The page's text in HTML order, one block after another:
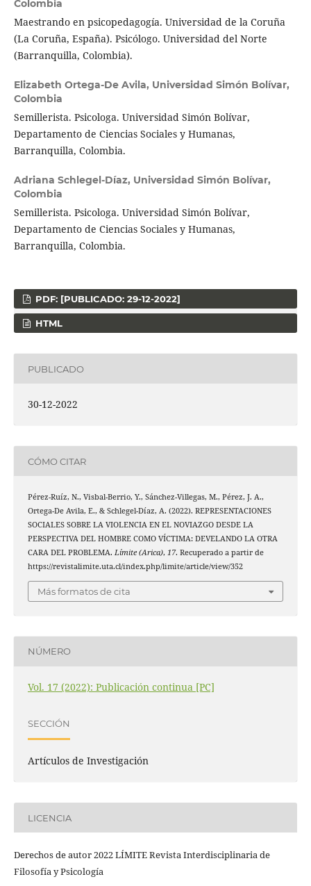
Colombia
Maestrando en psicopedagogía. Universidad de la Coruña
(La Coruña, España). Psicólogo. Universidad del Norte
(Barranquilla, Colombia).
Elizabeth Ortega-De Avila, Universidad Simón Bolívar,
Colombia
Semillerista. Psicologa. Universidad Simón Bolívar,
Departamento de Ciencias Sociales y Humanas,
Barranquilla, Colombia.
Adriana Schlegel-Díaz, Universidad Simón Bolívar,
Colombia
Semillerista. Psicologa. Universidad Simón Bolívar,
Departamento de Ciencias Sociales y Humanas,
Barranquilla, Colombia.
PDF: [PUBLICADO: 29-12-2022]
HTML
PUBLICADO
30-12-2022
CÓMO CITAR
Pérez-Ruíz, N., Visbal-Berrio, Y., Sánchez-Villegas, M., Pérez, J. A.,
Ortega-De Avila, E., & Schlegel-Díaz, A. (2022). REPRESENTACIONES
SOCIALES SOBRE LA VIOLENCIA EN EL NOVIAZGO DESDE LA
PERSPECTIVA DEL HOMBRE COMO VÍCTIMA: DEVELANDO LA OTRA
CARA DEL PROBLEMA. Límite (Arica), 17. Recuperado a partir de
https://revistalimite.uta.cl/index.php/limite/article/view/352
Más formatos de cita
NÚMERO
Vol. 17 (2022): Publicación continua [PC]
SECCIÓN
Artículos de Investigación
LICENCIA
Derechos de autor 2022 LÍMITE Revista Interdisciplinaria de
Filosofía y Psicología